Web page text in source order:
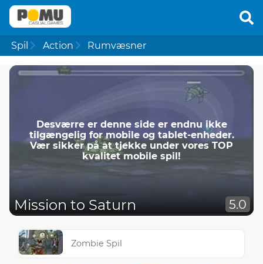
Spil Action Rumvæsner
Desværre er denne side er endnu ikke
tilgængelig for mobile og tablet-enheder.
Vær sikker på at tjekke under vores TOP
kvalitet mobile spil!
Mission to Saturn 5.0
Zombie Spil